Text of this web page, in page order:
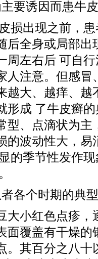
诱因而患牛皮
出现之前，患
后全身或局部出
周左右后 可自
人注意。但感冒
越大、越痒、越
形成 了牛皮癣
型、点滴状为主
的波动性大，易
的季节性发作
各个时期的典
小红色点疹，
面覆盖有干燥的
。其百分之八十